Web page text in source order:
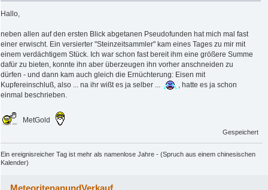
Hallo,
neben allen auf den ersten Blick abgetanen Pseudofunden hat mich mal fast
einer erwischt. Ein versierter "Steinzeitsammler" kam eines Tages zu mir mit
einem verdächtigem Stück. Ich war schon fast bereit ihm eine größere Summe
dafür zu bieten, konnte ihn aber überzeugen ihn vorher anschneiden zu
dürfen - und dann kam auch gleich die Ernüchterung: Eisen mit
Kupfereinschluß, also ... na ihr wißt es ja selber ...
, hatte es ja schon
einmal beschrieben.
MetGold
Gespeichert
Ein ereignisreicher Tag ist mehr als namenlose Jahre - (Spruch aus einem chinesischen
Kalender)
MeteoritenanundVerkauf